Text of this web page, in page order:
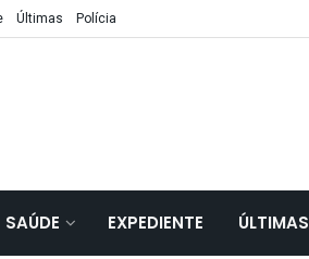
Últimas Polícia
SAÚDE EXPEDIENTE ÚLTIMAS